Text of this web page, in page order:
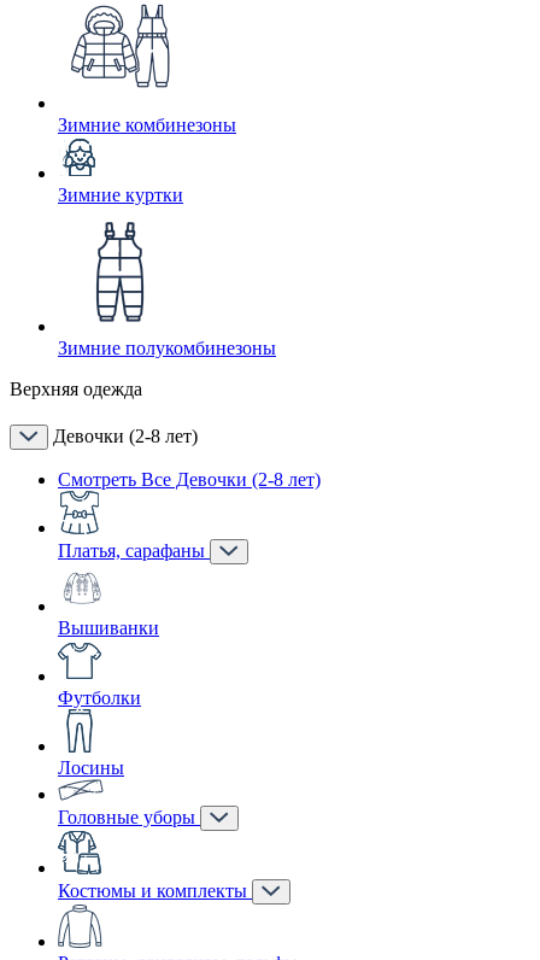
Зимние комбинезоны
Зимние куртки
Зимние полукомбинезоны
Верхняя одежда
Девочки (2-8 лет)
Смотреть Все Девочки (2-8 лет)
Платья, сарафаны
Вышиванки
Футболки
Лосины
Головные уборы
Костюмы и комплекты